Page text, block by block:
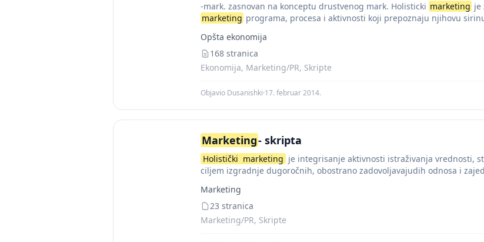
-mark. zasnovan na konceptu drustvenog mark. Holisticki marketing je
marketing programa, procesa i aktivnosti koji prepoznaju njihovu
Opšta ekonomija
168 stranica
Ekonomija, Marketing/PR, Skripte
Objavio Dusanishki·17. februar 2014.
Marketing- skripta
Holistički marketing je integrisanje aktivnosti istraživanja vrednosti,
ciljem izgradnje dugoročnih, obostrano zadovoljavajudih odnosa i
Marketing
23 stranica
Marketing/PR, Skripte